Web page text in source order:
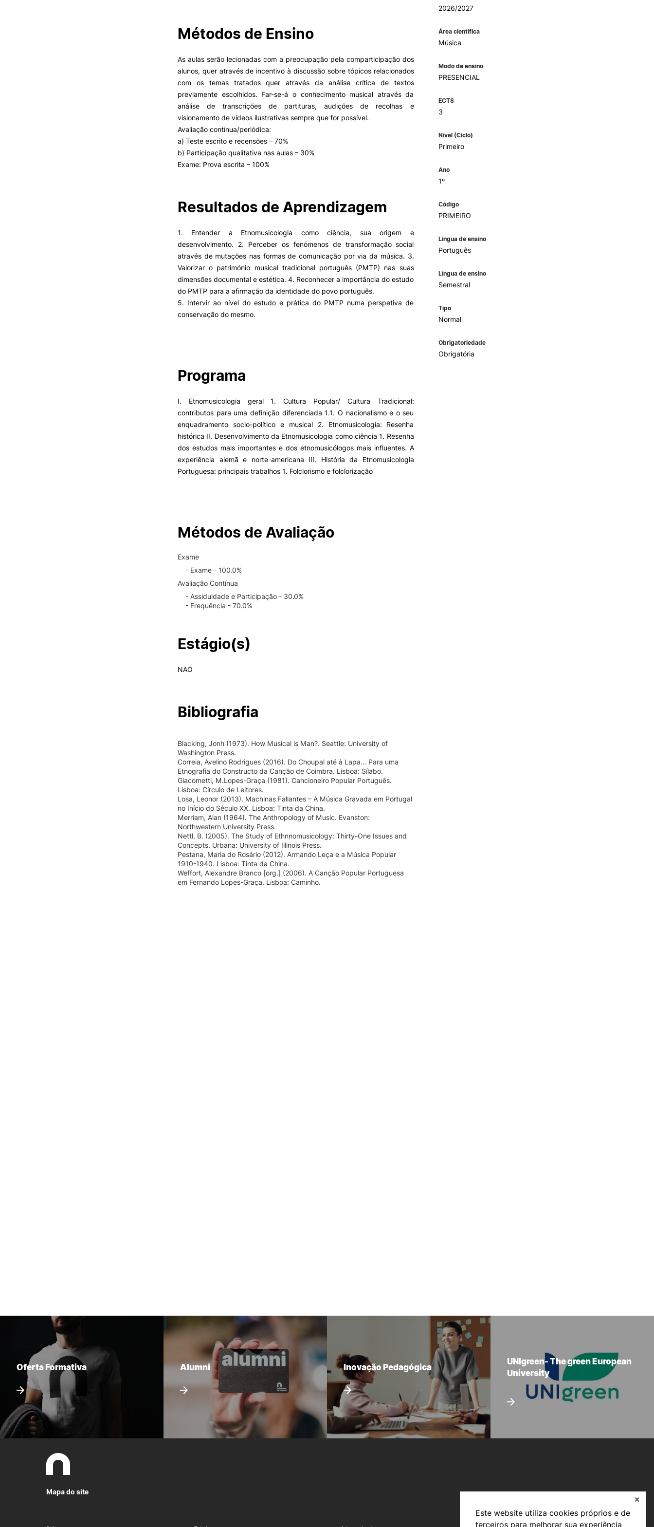
Este website utiliza cookies próprios e de
terceiros para melhorar sua experiência
✕
Razões para escolher o IPC
Tunas Académicas
Informações Úteis
II&D E EMPRESAS
INOPOL Academia de
Empreendedorismo
i2A - Instituto de Investigação
Aplicada
Produção Científica
Coimbra iTEC
Apresentação SAS UPCoimbra
Gabinete de Apoio ao Estudante
– GAE
Apoios Sociais Diretos
Alojamento
Podcast “Quintas Académicas
Portal de Emprego
Impulso Jovens STEAM e
Acessibilidades
Alojamento
Eficiência Energética
Farm4Future
IPC+Sucesso
inov3p – Centro de Inovação
Pedagógica
Métodos de Ensino
As aulas serão lecionadas com a preocupação pela comparticipação dos
alunos, quer através de incentivo à discussão sobre tópicos relacionados
com os temas tratados quer através da análise crítica de textos
previamente escolhidos. Far-se-á o conhecimento musical através da
análise de transcrições de partituras, audições de recolhas e
visionamento de vídeos ilustrativas sempre que for possível.
Avaliação contínua/periódica:
a) Teste escrito e recensões – 70%
b) Participação qualitativa nas aulas – 30%
Exame: Prova escrita – 100%
Resultados de Aprendizagem
1. Entender a Etnomusicologia como ciência, sua origem e
desenvolvimento. 2. Perceber os fenómenos de transformação social
através de mutações nas formas de comunicação por via da música. 3.
Valorizar o património musical tradicional português (PMTP) nas suas
dimensões documental e estética. 4. Reconhecer a importância do estudo
do PMTP para a afirmação da identidade do povo português.
5. Intervir ao nível do estudo e prática do PMTP numa perspetiva de
conservação do mesmo.
Programa
I. Etnomusicologia geral 1. Cultura Popular/ Cultura Tradicional:
contributos para uma definição diferenciada 1.1. O nacionalismo e o seu
enquadramento socio-político e musical 2. Etnomusicologia: Resenha
histórica II. Desenvolvimento da Etnomusicologia como ciência 1. Resenha
dos estudos mais importantes e dos etnomusicólogos mais influentes. A
experiência alemã e norte-americana III. História da Etnomusicologia
Portuguesa: principais trabalhos 1. Folclorismo e folclorização
Métodos de Avaliação
Exame
- Exame - 100.0%
Avaliação Contínua
- Assiduidade e Participação - 30.0%
- Frequência - 70.0%
Estágio(s)
NAO
Bibliografia
Blacking, Jonh (1973). How Musical is Man?. Seattle: University of
Washington Press.
Correia, Avelino Rodrigues (2016). Do Choupal até à Lapa… Para uma
Etnografia do Constructo da Canção de Coimbra. Lisboa: Sílabo.
Giacometti, M.Lopes-Graça (1981). Cancioneiro Popular Português.
Lisboa: Círculo de Leitores.
Losa, Leonor (2013). Machinas Fallantes – A Música Gravada em Portugal
no Início do Século XX. Lisboa: Tinta da China.
Merriam, Alan (1964). The Anthropology of Music. Evanston:
Northwestern University Press.
Nettl, B. (2005). The Study of Ethnnomusicology: Thirty-One Issues and
Concepts. Urbana: University of Illinois Press.
Pestana, Maria do Rosário (2012). Armando Leça e a Música Popular
1910-1940. Lisboa: Tinta da China.
Weffort, Alexandre Branco [org.] (2006). A Canção Popular Portuguesa
em Fernando Lopes-Graça. Lisboa: Caminho.
2026/2027
Área científica
Música
Modo de ensino
PRESENCIAL
ECTS
3
Nível (Ciclo)
Primeiro
Ano
1º
Código
PRIMEIRO
Língua de ensino
Português
Língua de ensino
Semestral
Tipo
Normal
Obrigatoriedade
Obrigatória
Oferta Formativa Alumni Inovação Pedagógica
UNIgreen- The green European
University
Mapa do site